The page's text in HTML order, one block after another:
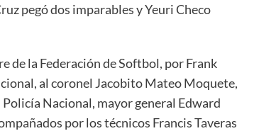
pegó dos imparables y Yeuri Checo
de la Federación de Softbol, por Frank
al coronel Jacobito Mateo Moquete,
Nacional, mayor general Edward
por los técnicos Francis Taveras